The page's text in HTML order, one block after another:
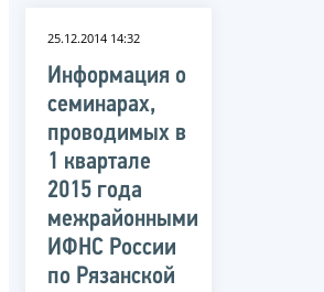
25.12.2014 14:32
Информация о
семинарах,
проводимых в
1 квартале
2015 года
межрайонными
ИФНС России
по Рязанской